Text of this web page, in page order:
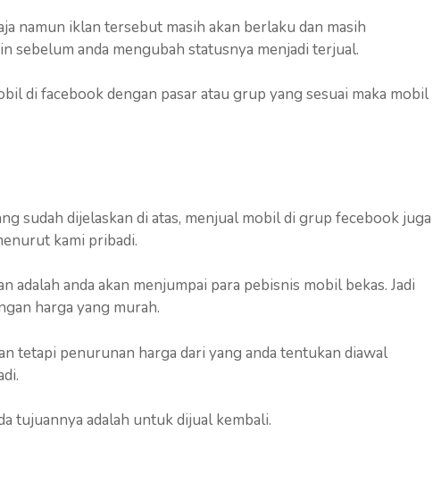
namun iklan tersebut masih akan berlaku dan masih
sebelum anda mengubah statusnya menjadi terjual.
di facebook dengan pasar atau grup yang sesuai maka mobil
sudah dijelaskan di atas, menjual mobil di grup fecebook juga
kami pribadi.
adalah anda akan menjumpai para pebisnis mobil bekas. Jadi
harga yang murah.
tetapi penurunan harga dari yang anda tentukan diawal
tujuannya adalah untuk dijual kembali.